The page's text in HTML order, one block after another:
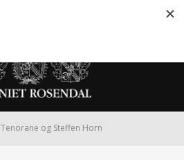
Tenorane og Steffen Horn